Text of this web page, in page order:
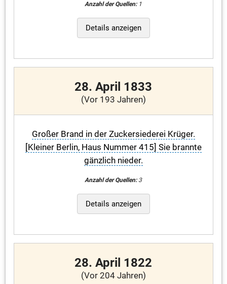
Anzahl der Quellen:1
Details anzeigen
28. April 1833
(Vor 193 Jahren)
Großer Brand in der Zuckersiederei Krüger.
[Kleiner Berlin, Haus Nummer 415] Sie brannte
gänzlich nieder.
Anzahl der Quellen:3
Details anzeigen
28. April 1822
(Vor 204 Jahren)